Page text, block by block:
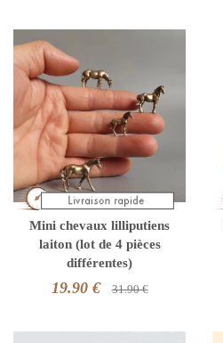
Mini chevaux lilliputiens
laiton (lot de 4 pièces
différentes)
19.90 € 31.90 €